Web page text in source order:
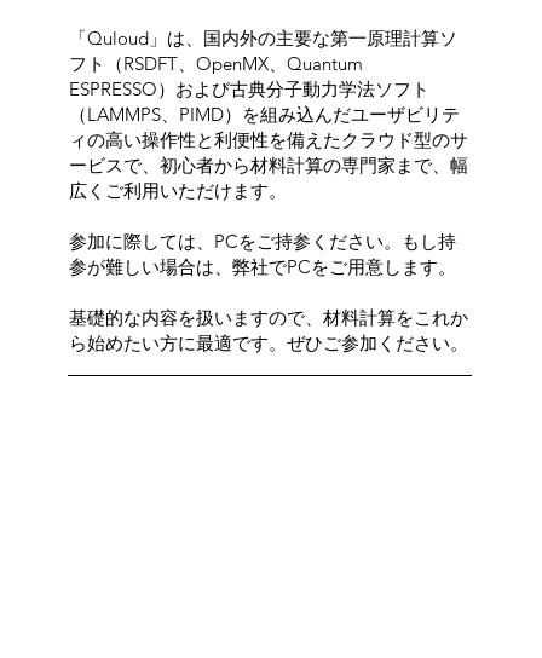
「Quloud」は、国内外の主要な第一原理計算ソ
フト（RSDFT、OpenMX、Quantum
ESPRESSO）および古典分子動力学法ソフト
（LAMMPS、PIMD）を組み込んだユーザビリテ
ィの高い操作性と利便性を備えたクラウド型のサ
ービスで、初心者から材料計算の専門家まで、幅
広くご利用いただけます。
参加に際しては、PCをご持参ください。もし持
参が難しい場合は、弊社でPCをご用意します。
基礎的な内容を扱いますので、材料計算をこれか
ら始めたい方に最適です。ぜひご参加ください。